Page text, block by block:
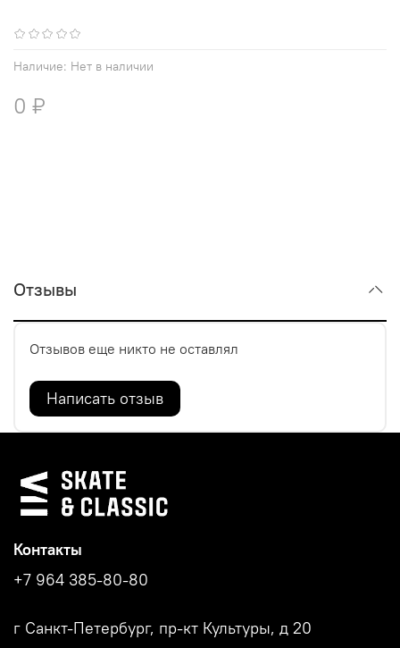
Наличие: Нет в наличии
0 ₽
Отзывы
Отзывов еще никто не оставлял
Написать отзыв
Контакты
+7 964 385-80-80
г Санкт-Петербург, пр-кт Культуры, д 20